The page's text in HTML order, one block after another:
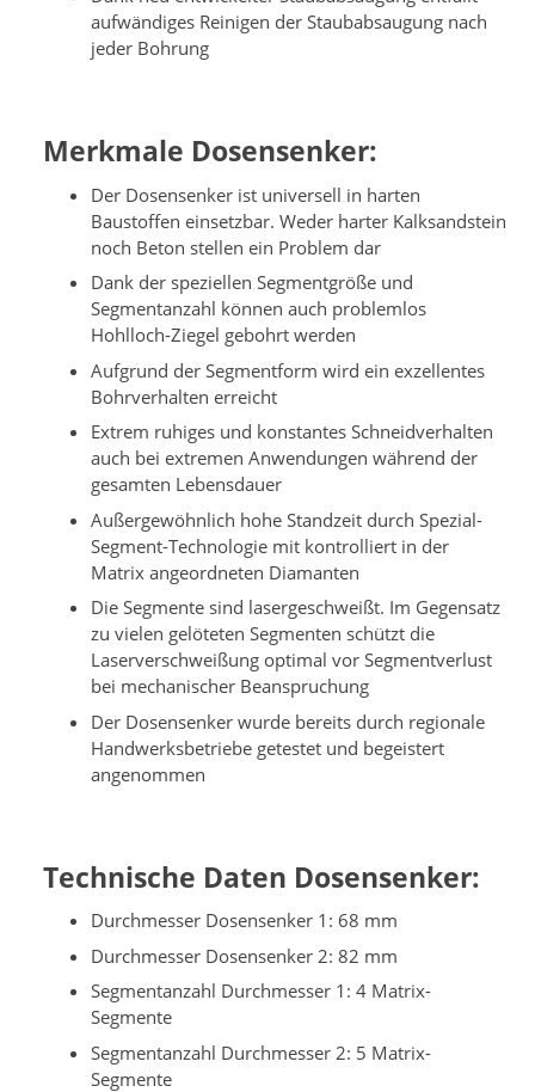
aufwändiges Reinigen der Staubabsaugung nach
jeder Bohrung
Merkmale Dosensenker:
Der Dosensenker ist universell in harten
Baustoffen einsetzbar. Weder harter Kalksandstein
noch Beton stellen ein Problem dar
Dank der speziellen Segmentgröße und
Segmentanzahl können auch problemlos
Hohlloch-Ziegel gebohrt werden
Aufgrund der Segmentform wird ein exzellentes
Bohrverhalten erreicht
Extrem ruhiges und konstantes Schneidverhalten
auch bei extremen Anwendungen während der
gesamten Lebensdauer
Außergewöhnlich hohe Standzeit durch Spezial-
Segment-Technologie mit kontrolliert in der
Matrix angeordneten Diamanten
Die Segmente sind lasergeschweißt. Im Gegensatz
zu vielen gelöteten Segmenten schützt die
Laserverschweißung optimal vor Segmentverlust
bei mechanischer Beanspruchung
Der Dosensenker wurde bereits durch regionale
Handwerksbetriebe getestet und begeistert
angenommen
Technische Daten Dosensenker:
Durchmesser Dosensenker 1: 68 mm
Durchmesser Dosensenker 2: 82 mm
Segmentanzahl Durchmesser 1: 4 Matrix-
Segmente
Segmentanzahl Durchmesser 2: 5 Matrix-
Segmente